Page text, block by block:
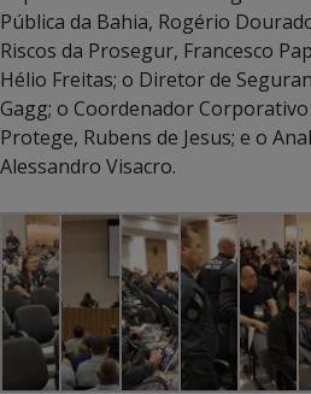
Pública da Bahia, Rogério
Riscos da Prosegur, Francesco
Hélio Freitas; o Diretor de
Gagg; o Coordenador
Protege, Rubens de Jesus; e o
Alessandro Visacro.